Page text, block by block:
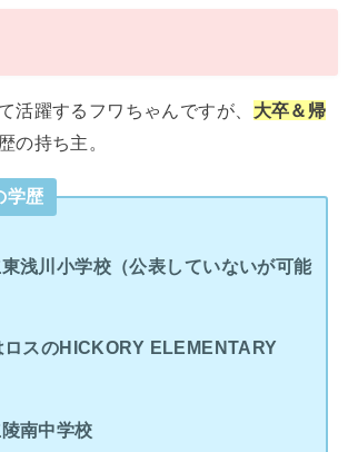
活躍するフワちゃんですが、 大卒＆帰
の持ち主。
学歴
浅川小学校（公表していないが可能
ロスのHICKORY ELEMENTARY
南中学校